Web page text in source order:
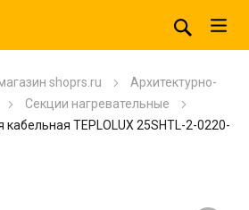
shoprs.ru
Архитектурно-
Секции нагревательные
TEPLOLUX 25SHTL-2-0220-